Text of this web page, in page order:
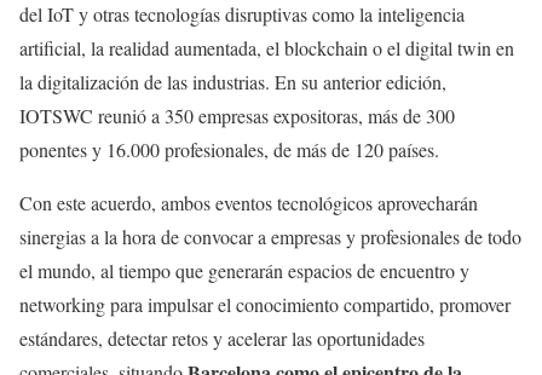
del IoT y otras tecnologías disruptivas como la inteligencia
artificial, la realidad aumentada, el blockchain o el digital twin en
la digitalización de las industrias. En su anterior edición,
IOTSWC reunió a 350 empresas expositoras, más de 300
ponentes y 16.000 profesionales, de más de 120 países.
Con este acuerdo, ambos eventos tecnológicos aprovecharán
sinergias a la hora de convocar a empresas y profesionales de todo
el mundo, al tiempo que generarán espacios de encuentro y
networking para impulsar el conocimiento compartido, promover
estándares, detectar retos y acelerar las oportunidades